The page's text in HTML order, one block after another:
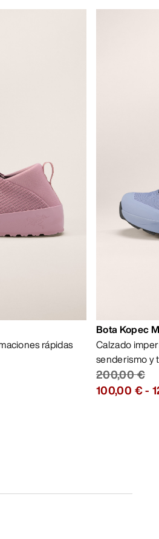
rápidas
Bota Kopec
Calzado
senderismo y
200,00 €
100,00 €-